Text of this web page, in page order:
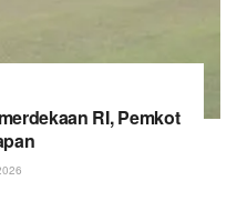
RI, Pemkot